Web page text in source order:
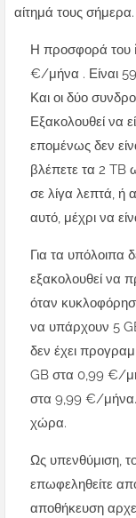
αίτημά τους σήμερα.
Η προσφορά του
€/μήνα . Είναι
Και οι δύο
Εξακολουθεί να
επομένως δεν
βλέπετε τα 2 TB
σε λίγα λεπτά, ή
αυτό, μέχρι να
Για τα υπόλοιπα
εξακολουθεί να
όταν
να υπάρχουν 5
δεν έχει
GB στα 0,99 €/
στα 9,99 €/μήνα.
χώρα.
Ως υπενθύμιση,
επωφεληθείτε
αποθήκευση